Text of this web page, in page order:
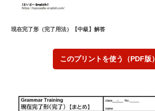
現在完了形（完了用法）【中級】解答
このプリントを使う（PDF版）